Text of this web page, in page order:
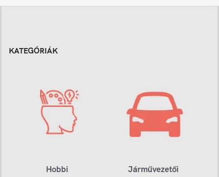
KATEGÓRIÁK
Hobbi
Járművezetői